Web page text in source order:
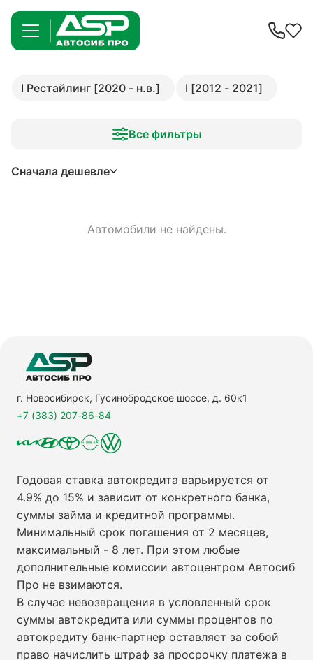
I Рестайлинг [2020 - н.в.] I [2012 - 2021]
Все фильтры
Сначала дешевле
Автомобили не найдены.
г. Новосибирск, Гусинобродское шоссе, д. 60к1
+7 (383) 207-86-84
Годовая ставка автокредита варьируется от
4.9% до 15% и зависит от конкретного банка,
суммы займа и кредитной программы.
Минимальный срок погашения от 2 месяцев,
максимальный - 8 лет. При этом любые
дополнительные комиссии автоцентром Автосиб
Про не взимаются.
В случае невозвращения в условленный срок
суммы автокредита или суммы процентов по
автокредиту банк-партнер оставляет за собой
право начислить штраф за просрочку платежа в